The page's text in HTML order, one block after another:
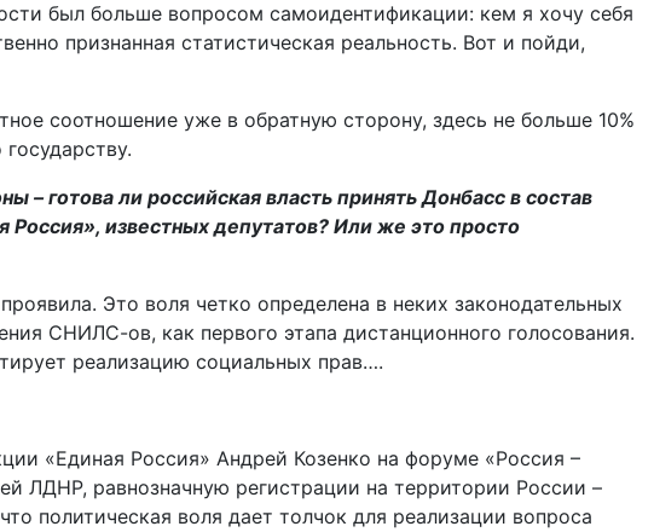
был больше вопросом самоидентификации: кем я хочу себя
признанная статистическая реальность. Вот и пойди,
соотношение уже в обратную сторону, здесь не больше 10%
готова ли российская власть принять Донбасс в состав
известных депутатов? Или же это просто
Это воля четко определена в неких законодательных
СНИЛС-ов, как первого этапа дистанционного голосования.
реализацию социальных прав….
«Единая Россия» Андрей Козенко на форуме «Россия –
ЛДНР, равнозначную регистрации на территории России –
политическая воля дает толчок для реализации вопроса